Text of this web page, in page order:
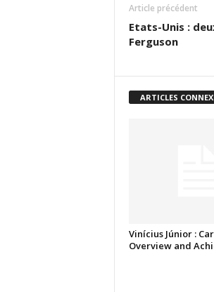
Article précédent
Etats-Unis :
Ferguson
ARTICLES
Vinícius Júnior :
Overview and